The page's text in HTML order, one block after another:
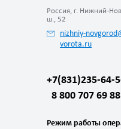
Россия, г. Нижний-
ш., 52
nizhniy-
vorota.ru
+7(831)235-64-
8 800 707 69 88
Режим работы